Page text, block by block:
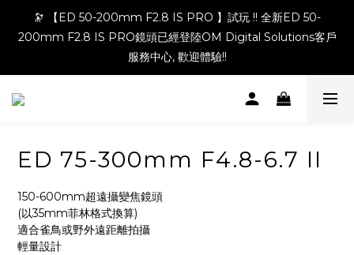
🔭 【ED 50-200mm F2.8 IS PRO 】試玩 !! 全新ED 50-
200mm F2.8 IS PRO鏡頭已經登陸OM Digital Solutions客戶
服務中心, 歡迎體驗!!
ED 75-300mm F4.8-6.7 II
150-600mm超遠攝變焦鏡頭
(以35mm菲林格式換算)
適合雀鳥或野外遠距離拍攝
輕量設計